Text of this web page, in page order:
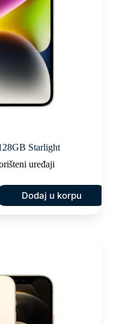
Starlight
uređaji
Dodaj u korpu